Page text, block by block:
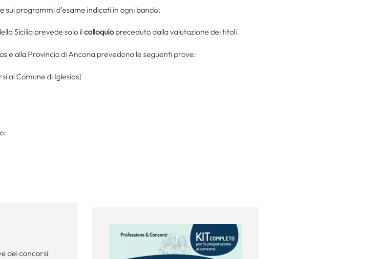
programmi d’esame indicati in ogni bando.
Sicilia prevede solo ilcolloquio preceduto dalla valutazione dei titoli.
e alla Provincia di Ancona prevedono le seguenti prove:
al Comune di Iglesias)
dei concorsi